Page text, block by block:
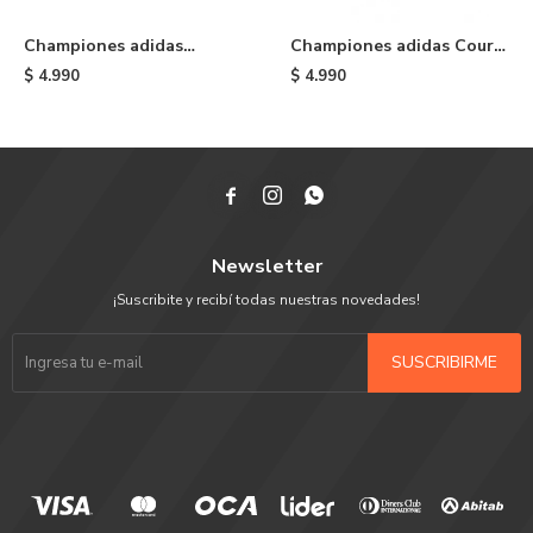
Championes adidas
Busenitz Vulc II - Black
$ 4.990
Championes adidas Court
TNS Premiere - Blue
$ 4.990
  
Newsletter
¡Suscribite y recibí todas nuestras novedades!
SUSCRIBIRME